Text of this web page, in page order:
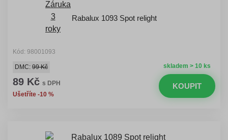
Rabalux 1093 Spot relight
Kód: 98001093
skladem > 10 ks
DMC: 99 Kč
89 Kč s DPH
Ušetříte -10 %
KOUPIT